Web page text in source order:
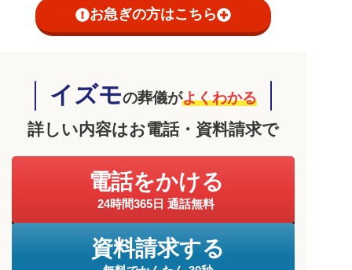
お急ぎの方はこちら
イズモの葬儀がよくわかる
詳しい内容はお電話・資料請求で
電話をかける
24時間365日 通話無料
資料請求する